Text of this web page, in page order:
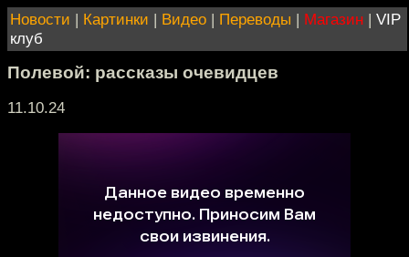
Новости | Картинки | Видео | Переводы | Магазин | VIP
клуб
Полевой: рассказы очевидцев
11.10.24